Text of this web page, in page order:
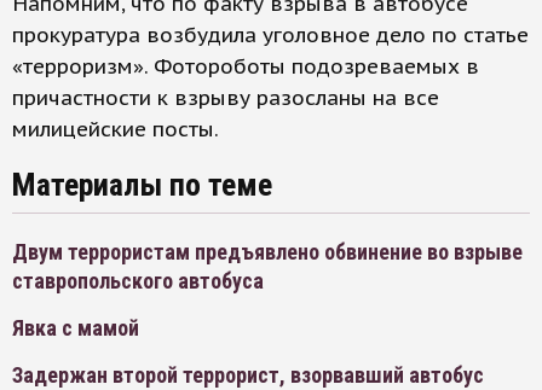
прокуратура возбудила уголовное дело по статье
«терроризм». Фотороботы подозреваемых в
причастности к взрыву разосланы на все
милицейские посты.
Материалы по теме
Двум террористам предъявлено обвинение во взрыве
ставропольского автобуса
Явка с мамой
Задержан второй террорист, взорвавший автобус